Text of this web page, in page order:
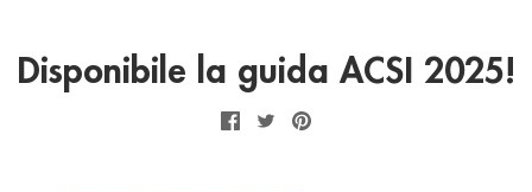
Disponibile la guida ACSI 2025!